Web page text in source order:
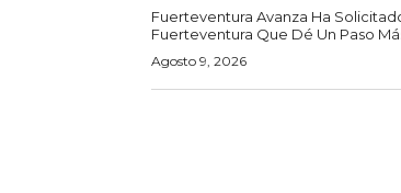
Fuerteventura Avanza Ha
Fuerteventura Que Dé Un Paso Más
Agosto 9, 2026